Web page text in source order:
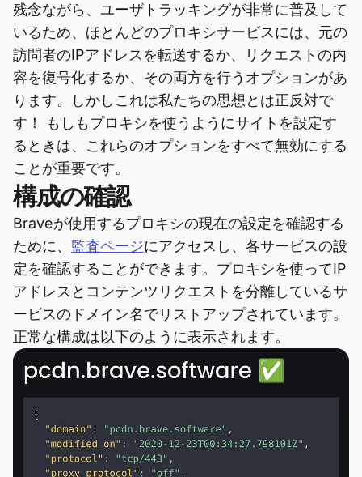
残念ながら、ユーザトラッキングが非常に普及して
いるため、ほとんどのプロキシサービスには、元の
訪問者のIPアドレスを転送するか、リクエストの内
容を復号化するか、その両方を行うオプションがあ
ります。しかしこれは私たちの思想とは正反対で
す！ もしもプロキシを使うようにサイトを設定す
るときは、これらのオプションをすべて無効にする
ことが重要です。
構成の確認
Braveが使用するプロキシの現在の設定を確認する
ために、 監査ページにアクセスし、各サービスの設
定を確認することができます。プロキシを使ってIP
アドレスとコンテンツリクエストを分離しているサ
ービスのドメイン名でリストアップされています。
正常な構成は以下のように表示されます。